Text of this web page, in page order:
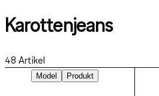
Karottenjeans
48 Artikel
Model
Produkt